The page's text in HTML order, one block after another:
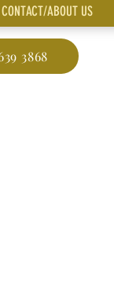
CONTACT/ABOUT US
3868